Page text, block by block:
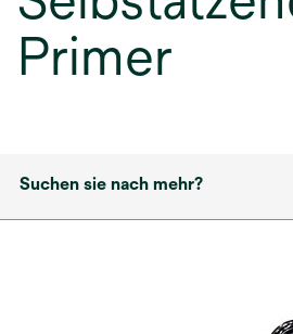
Primer
Suchen sie nach mehr?